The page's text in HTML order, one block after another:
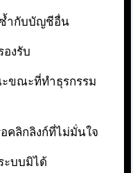
ซ้ำกับบัญชีอื่น
องรับ
ะขณะที่ทำธุรกรรม
ลิกลิงก์ที่ไม่มั่นใจ
ะบบมิได้